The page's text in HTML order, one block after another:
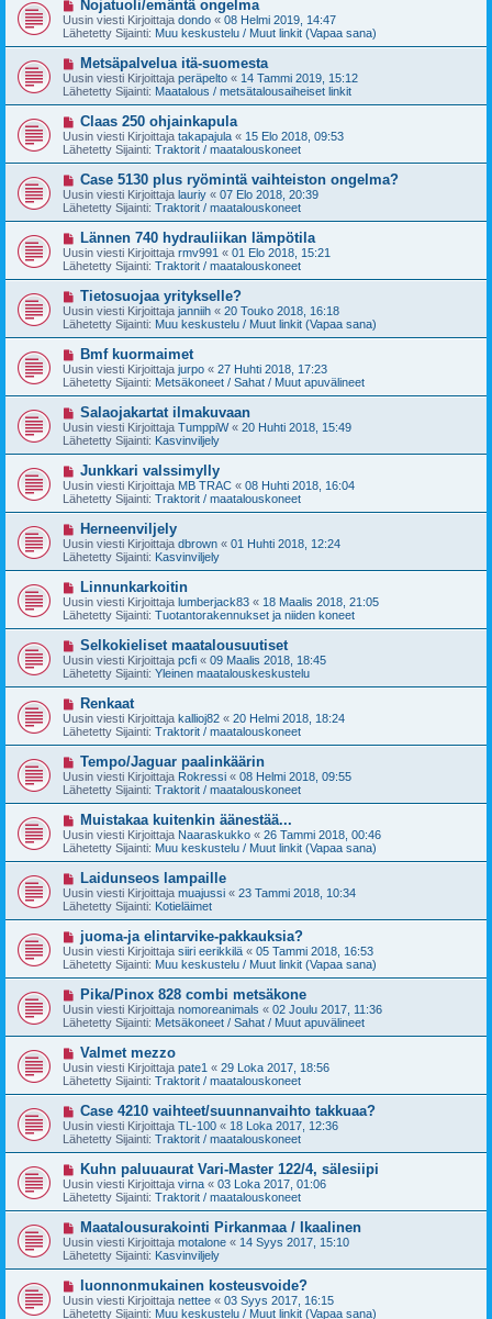
e
s
t
u
s
i
v
e
s
t
Nojatuoli/emäntä ongelma
Uusin viesti Kirjoittaja dondo « 08 Helmi 2019, 14:47
Lähetetty Sijainti: Muu keskustelu / Muut linkit (Vapaa sana)
U
u
s
i
e
s
t
Metsäpalvelua itä-suomesta
Uusin viesti Kirjoittaja peräpelto « 14 Tammi 2019, 15:12
Lähetetty Sijainti: Maatalous / metsätalousaiheiset linkit
U
u
s
i
e
s
t
Claas 250 ohjainkapula
Uusin viesti Kirjoittaja takapajula « 15 Elo 2018, 09:53
Lähetetty Sijainti: Traktorit / maatalouskoneet
U
u
s
i
v
e
s
t
Case 5130 plus ryömintä vaihteiston ongelma?
Uusin viesti Kirjoittaja lauriy « 07 Elo 2018, 20:39
Lähetetty Sijainti: Traktorit / maatalouskoneet
U
u
s
i
v
e
s
t
Lännen 740 hydrauliikan lämpötila
Uusin viesti Kirjoittaja rmv991 « 01 Elo 2018, 15:21
Lähetetty Sijainti: Traktorit / maatalouskoneet
U
u
s
i
v
e
s
t
Tietosuojaa yritykselle?
Uusin viesti Kirjoittaja janniih « 20 Touko 2018, 16:18
Lähetetty Sijainti: Muu keskustelu / Muut linkit (Vapaa sana)
U
u
s
i
v
e
s
t
Bmf kuormaimet
Uusin viesti Kirjoittaja jurpo « 27 Huhti 2018, 17:23
Lähetetty Sijainti: Metsäkoneet / Sahat / Muut apuvälineet
U
u
s
i
e
s
t
Salaojakartat ilmakuvaan
Uusin viesti Kirjoittaja TumppiW« 20 Huhti 2018, 15:49
Lähetetty Sijainti: Kasvinviljely
U
u
s
i
v
e
s
t
Junkkari valssimylly
Uusin viesti Kirjoittaja MB TRAC « 08 Huhti 2018, 16:04
Lähetetty Sijainti: Traktorit / maatalouskoneet
U
u
s
i
v
e
s
t
Herneenviljely
Uusin viesti Kirjoittaja dbrown « 01 Huhti 2018, 12:24
Lähetetty Sijainti: Kasvinviljely
U
u
s
i
v
e
s
t
Linnunkarkoitin
Uusin viesti Kirjoittaja lumberjack83 « 18 Maalis 2018, 21:05
Lähetetty Sijainti: Tuotantorakennukset ja niiden koneet
U
u
s
i
v
e
s
t
Selkokieliset maatalousuutiset
Uusin viesti Kirjoittaja pcfi « 09 Maalis 2018, 18:45
Lähetetty Sijainti: Yleinen maatalouskeskustelu
U
u
s
i
v
e
s
t
Renkaat
Uusin viesti Kirjoittaja kallioj82 « 20 Helmi 2018, 18:24
Lähetetty Sijainti: Traktorit / maatalouskoneet
U
u
s
i
v
e
s
t
Tempo/Jaguar paalinkäärin
Uusin viesti Kirjoittaja Rokressi « 08 Helmi 2018, 09:55
Lähetetty Sijainti: Traktorit / maatalouskoneet
U
u
s
i
v
e
s
t
Muistakaa kuitenkin äänestää...
Uusin viesti Kirjoittaja Naaraskukko « 26 Tammi 2018, 00:46
Lähetetty Sijainti: Muu keskustelu / Muut linkit (Vapaa sana)
U
u
s
i
v
e
s
t
Laidunseos lampaille
Uusin viesti Kirjoittaja muajussi « 23 Tammi 2018, 10:34
Lähetetty Sijainti: Kotieläimet
U
u
s
i
v
e
s
t
juoma-ja elintarvike-pakkauksia?
Uusin viesti Kirjoittaja siiri eerikkilä « 05 Tammi 2018, 16:53
Lähetetty Sijainti: Muu keskustelu / Muut linkit (Vapaa sana)
U
u
s
i
v
e
s
t
Pika/Pinox 828 combi metsäkone
Uusin viesti Kirjoittaja nomoreanimals « 02 Joulu 2017, 11:36
Lähetetty Sijainti: Metsäkoneet / Sahat / Muut apuvälineet
U
u
s
i
e
s
t
Valmet mezzo
Uusin viesti Kirjoittaja pate1 « 29 Loka 2017, 18:56
Lähetetty Sijainti: Traktorit / maatalouskoneet
U
u
s
i
v
e
s
t
Case 4210 vaihteet/suunnanvaihto takkuaa?
Uusin viesti Kirjoittaja TL-100 « 18 Loka 2017, 12:36
Lähetetty Sijainti: Traktorit / maatalouskoneet
U
u
s
i
v
e
s
t
Kuhn paluuaurat Vari-Master 122/4, sälesiipi
Uusin viesti Kirjoittaja virna « 03 Loka 2017, 01:06
Lähetetty Sijainti: Traktorit / maatalouskoneet
U
u
s
i
v
e
s
Maatalousurakointi Pirkanmaa / Ikaalinen
Uusin viesti Kirjoittaja motalone « 14 Syys 2017, 15:10
Lähetetty Sijainti: Kasvinviljely
U
u
s
luonnonmukainen kosteusvoide?
Uusin viesti Kirjoittaja nettee « 03 Syys 2017, 16:15
Lähetetty Sijainti: Muu keskustelu / Muut linkit (Vapaa sana)